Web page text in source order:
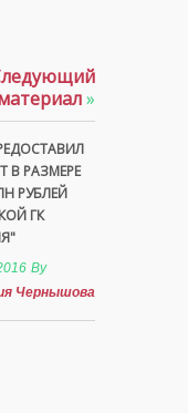
»
В РАЗМЕРЕ
РУБЛЕЙ
ГК
By
Чернышова